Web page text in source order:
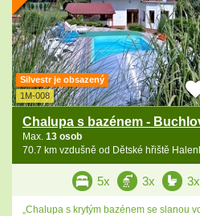
Silvestr je obsazený
1M-008
Chalupa s bazénem -
Max. 13 osob
70.7 km vzdušně od Dětské hřiště
5x 3x 3x
„Chalupa s krytým bazénem se slanou